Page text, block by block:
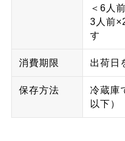
＜6人
3人前
す
消費期限 出荷日
保存方法
冷蔵庫
以下）